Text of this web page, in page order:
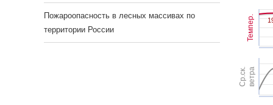
Темпер.
Ср.ск.ветра
Пожароопасность в лесных массивах по
территории России